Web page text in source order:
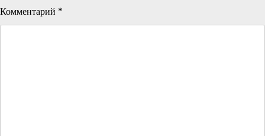
Комментарий *